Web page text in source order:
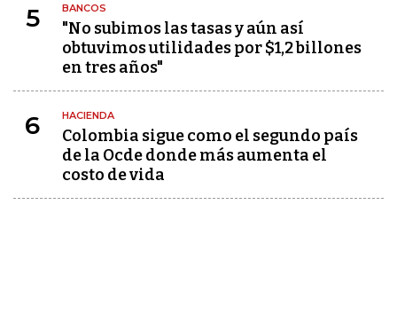
5 BANCOS
"No subimos las tasas y aún así
obtuvimos utilidades por $1,2 billones
en tres años"
6 HACIENDA
Colombia sigue como el segundo país
de la Ocde donde más aumenta el
costo de vida